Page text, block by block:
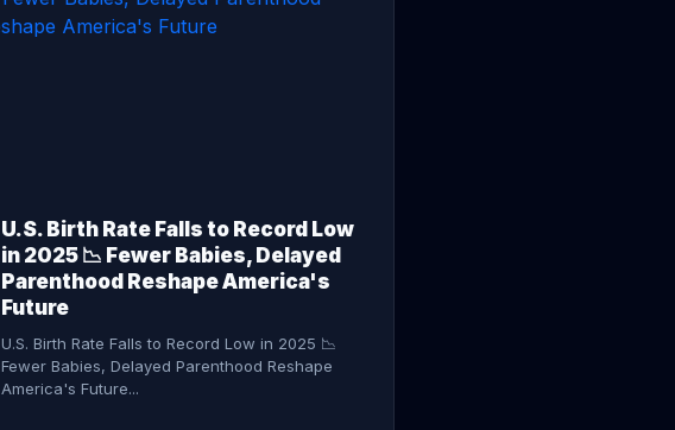
U.S. Birth Rate Falls to Record Low
in 2025 📉 Fewer Babies, Delayed
Parenthood Reshape America's
Future
U.S. Birth Rate Falls to Record Low in 2025 📉
Fewer Babies, Delayed Parenthood Reshape
America's Future...